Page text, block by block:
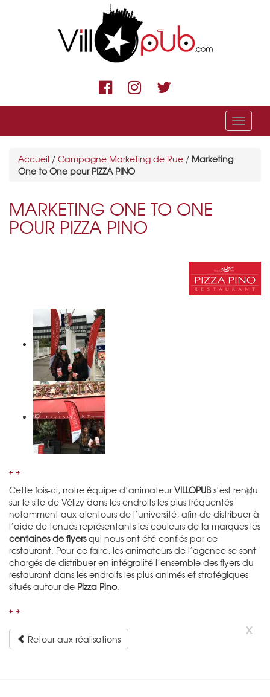
Menu
Accueil / Campagne Marketing de Rue / Marketing
One to One pour PIZZA PINO
MARKETING ONE TO ONE
POUR PIZZA PINO
￩ ￫
x
Cette fois-ci, notre équipe d’animateur VILLOPUBs’est rendu
sur le site de Vélizy dans les endroits les plus fréquentés
notamment aux alentours de l’université, afin de distribuer à
l’aide de tenues représentants les couleurs de la marques les
centaines de flyersqui nous ont été confiés par ce
restaurant. Pour ce faire, les animateurs de l’agence se sont
chargés de distribuer en intégralité l’ensemble des flyers du
restaurant dans les endroits les plus animés et stratégiques
situés autour de Pizza Pino.
￩ ￫
x
Retour aux réalisations